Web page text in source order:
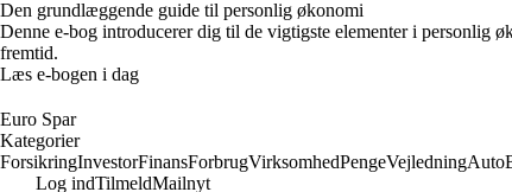
Den grundlæggende guide til personlig økonomi
Denne e-bog introducerer dig til de vigtigste elementer i
fremtid.
Læs e-bogen i dag
Euro Spar
Kategorier
ForsikringInvestorFinansForbrugVirksomhedPengeVejledningAuto
Log indTilmeldMailnyt